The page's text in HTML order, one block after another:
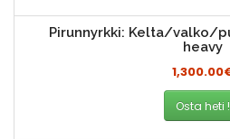
Pirunnyrkki: Kelta/valko/
heavy
Osta heti !